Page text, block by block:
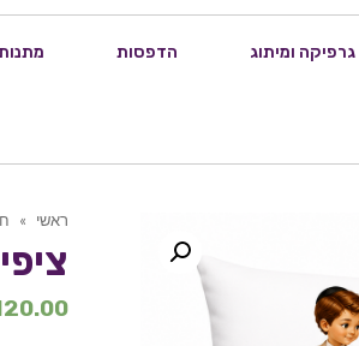
גרפיקה ומיתוג הדפסות
ראשי »